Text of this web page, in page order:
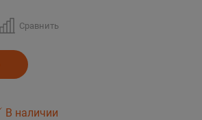
Сравнить
В наличии